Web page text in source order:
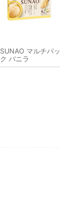
SUNAO マルチパッ
ク バニラ